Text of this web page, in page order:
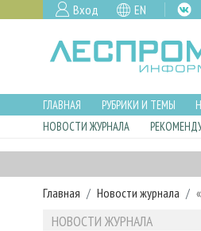
Вход EN
ГЛАВНАЯ РУБРИКИ И ТЕМЫ
НОВОСТИ ЖУРНАЛА
Главная Новости журнала
НОВОСТИ ЖУРНАЛА